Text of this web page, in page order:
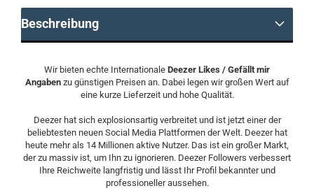
Beschreibung
Wir bieten echte Internationale Deezer Likes / Gefällt mir
Angabenzu günstigen Preisen an. Dabei legen wir großen Wert auf
eine kurze Lieferzeit und hohe Qualität.
Deezer hat sich explosionsartig verbreitet und ist jetzt einer der
beliebtesten neuen Social Media Plattformen der Welt. Deezer hat
heute mehr als 14 Millionen aktive Nutzer. Das ist ein großer Markt,
der zu massiv ist, um Ihn zu ignorieren. Deezer Followers verbessert
Ihre Reichweite langfristig und lässt Ihr Profil bekannter und
professioneller aussehen.